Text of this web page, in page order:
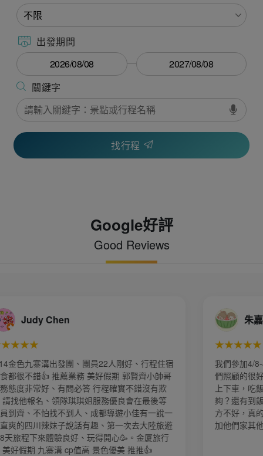
出發期間
找行程
Google好評
Good Reviews
程住宿
帥哥
有欺
後等
說一
旅遊
旅行
我們參加4/8-4/13江南遊一團14人導遊荳荳姐把我
們照顧的很好，每到一個地方都會小心翼翼讓我們
上下車，吃飯的時候也是問我們有沒有吃飽菜夠不
夠？還有到飯店的時候都會提醒我們有沒有什麼地
方不好，真的是很貼心的一個小姐姐！下次還會參
加他們家其他的旅遊團！